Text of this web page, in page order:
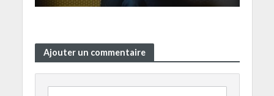
Ajouter un commentaire